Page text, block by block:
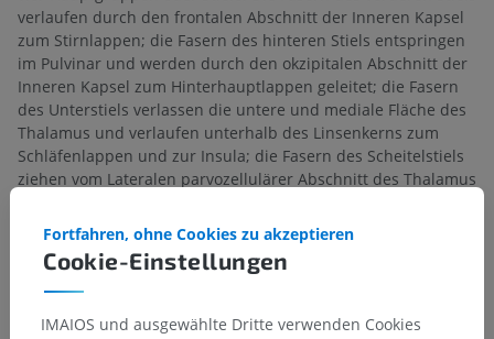
verlaufen durch den frontalen Abschnitt der Inneren Kapsel
zum Stirnlappen; die Fasern des hinteren Stiels entspringen
im Pulvinar und werden durch den okzipitalen Abschnitt der
Inneren Kapsel zum Hinterhauptlappen geleitet; die Fasern
des Unterstiels verlassen die untere und mediale Fläche des
Thalamus und verlaufen unterhalb des Linsenkerns zum
Schläfenlappen und zur Insula; die Fasern des Scheitelstiels
ziehen vom Lateralen parvozellulärer Abschnitt des Thalamus
auch in das Streifenkern – jene, die für den Schweifkern
bestimmt sind, verlassen die seitliche Fläche, und jene für
den Linsenkern die untere Fläche des Thalamus.
Stimmt diese Übersetzung nicht ganz? MELDEN
Cookie-Einstellungen
Fortfahren, ohne Cookies zu akzeptieren
IMAIOS und ausgewählte Dritte verwenden Cookies